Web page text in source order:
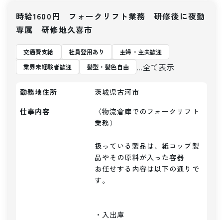
時給1600円 フォークリフト業務 研修後に夜勤
専属 研修地久喜市
交通費支給 社員登用あり
主婦・主夫歓迎
業界未経験者歓迎
髪型・髪色自由 ...全て表示
勤務地住所
茨城県古河市
仕事内容
〈物流倉庫でのフォークリフト
業務）
扱っている製品は、紙コップ製
品やその原料が入った容器
お任せする内容は以下の通りで
す。
・入出庫